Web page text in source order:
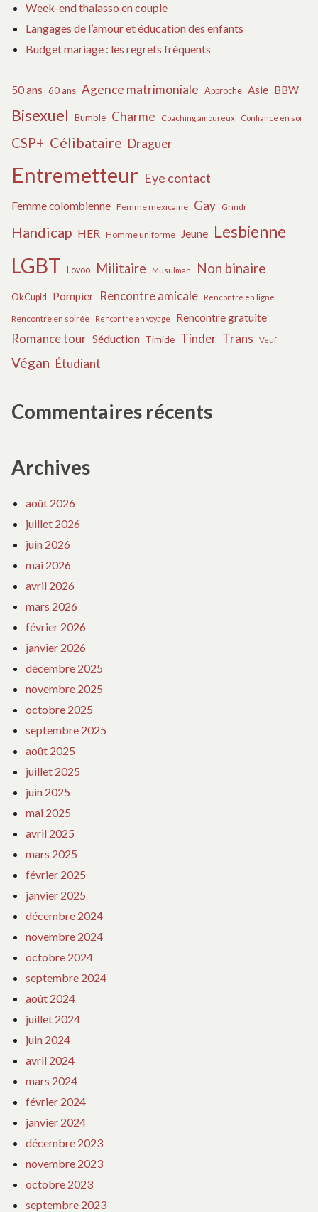
Week-end thalasso en couple
Langages de l’amour et éducation des enfants
Budget mariage : les regrets fréquents
50 ans 60 ans Agence matrimoniale Approche Asie BBW
Bisexuel Bumble Charme Coaching amoureux Confiance en soi
CSP+ Célibataire Draguer
Entremetteur Eye contact
Femme colombienne Femme mexicaine Gay Grindr
Handicap HER Homme uniforme Jeune Lesbienne
LGBT Lovoo Militaire Musulman Non binaire
OkCupid Pompier Rencontre amicale Rencontre en ligne
Rencontre en soirée Rencontre en voyage Rencontre gratuite
Romance tour Séduction Timide Tinder Trans Veuf
Végan Étudiant
Commentaires récents
Archives
août 2026
juillet 2026
juin 2026
mai 2026
avril 2026
mars 2026
février 2026
janvier 2026
décembre 2025
novembre 2025
octobre 2025
septembre 2025
août 2025
juillet 2025
juin 2025
mai 2025
avril 2025
mars 2025
février 2025
janvier 2025
décembre 2024
novembre 2024
octobre 2024
septembre 2024
août 2024
juillet 2024
juin 2024
avril 2024
mars 2024
février 2024
janvier 2024
décembre 2023
novembre 2023
octobre 2023
septembre 2023